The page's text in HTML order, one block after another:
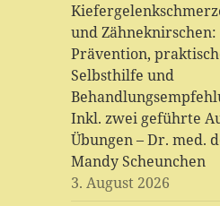
und Zähneknirschen:
Prävention,
Selbsthilfe und
Inkl. zwei geführte
Übungen – Dr. med.
Mandy Scheunchen
3. August 2026